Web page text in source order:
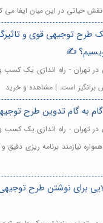
حیاتی در این میان ایفا می
طرح توجیهی قوی و
✍️
تهران - راه اندازی یک کسب
برانگیز است. | مشاهده و خرید
به گام تدوین طرح
تهران - راه اندازی یک کسب
نیازمند برنامه ریزی
برای نوشتن طرح